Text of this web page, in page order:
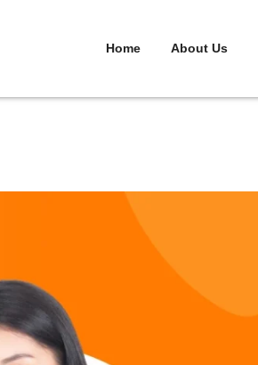
Home About Us